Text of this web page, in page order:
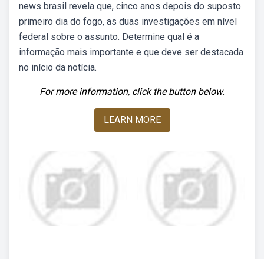
news brasil revela que, cinco anos depois do suposto
primeiro dia do fogo, as duas investigações em nível
federal sobre o assunto. Determine qual é a
informação mais importante e que deve ser destacada
no início da notícia.
For more information, click the button below.
LEARN MORE